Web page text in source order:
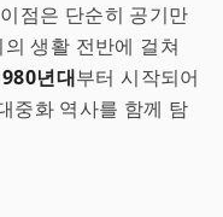
점은 단순히 공기만
생활 전반에 걸쳐
년대부터 시작되어
중화 역사를 함께 탐